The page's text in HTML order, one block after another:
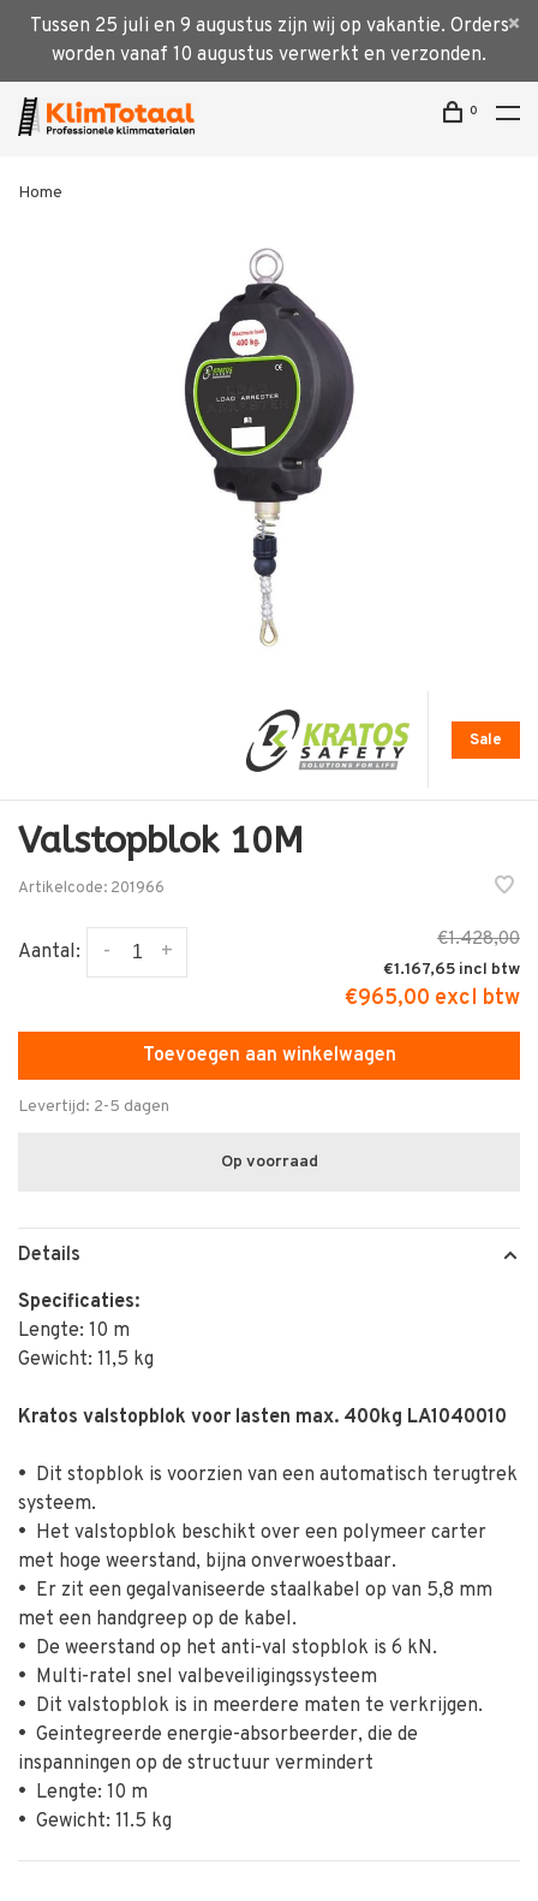
Tussen 25 juli en 9 augustus zijn wij op vakantie. Orders
worden vanaf 10 augustus verwerkt en verzonden.
0
Home
Sale
Valstopblok 10M
Artikelcode: 201966
Aantal: +
-
€1.428,00
€1.167,65
€965,00 excl btw
Toevoegen aan winkelwagen
Levertijd: 2-5 dagen
Op voorraad
Details
Specificaties:
Lengte: 10 m
Gewicht: 11,5 kg
Kratos valstopblok voor lasten max. 400kg LA1040010
• Dit stopblok is voorzien van een automatisch terugtrek
systeem.
• Het valstopblok beschikt over een polymeer carter
met hoge weerstand, bijna onverwoestbaar.
• Er zit een gegalvaniseerde staalkabel op van 5,8 mm
met een handgreep op de kabel.
• De weerstand op het anti-val stopblok is 6 kN.
• Multi-ratel snel valbeveiligingssysteem
• Dit valstopblok is in meerdere maten te verkrijgen.
• Geintegreerde energie-absorbeerder, die de
inspanningen op de structuur vermindert
• Lengte: 10 m
• Gewicht: 11.5 kg